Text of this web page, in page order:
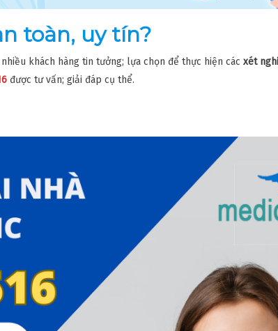
toàn, uy tín?
khách hàng tin tưởng; lựa chọn để thực hiện các xét
được tư vấn; giải đáp cụ thể.